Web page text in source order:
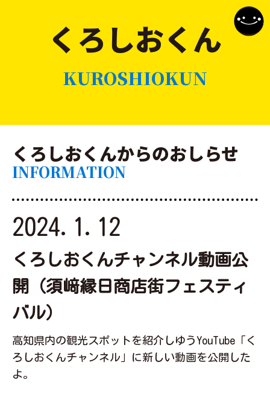
くろしおくん
KUROSHIOKUN
くろしおくんからのおしらせ
INFORMATION
2024.1.12
くろしおくんチャンネル動画公
開（須﨑縁日商店街フェスティ
バル）
高知県内の観光スポットを紹介しゆうYouTube「く
ろしおくんチャンネル」に新しい動画を公開した
よ。